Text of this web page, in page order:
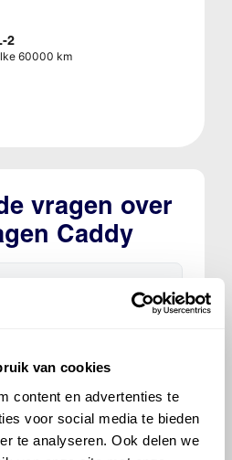
van cookies
content en advertenties te
voor social media te bieden
te analyseren. Ook delen we
2
60000 km
vragen over
Caddy
Caddy Caddy 2.0 TDI
gaat er in een
de motorolie ververst